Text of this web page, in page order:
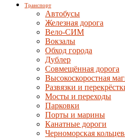
Транспорт
Автобусы
Железная дорога
Вело-СИМ
Вокзалы
Обход города
Дублер
Совмещённая дорога
Высокоскоростная
Развязки и
Мосты и переходы
Парковки
Порты и марины
Канатные дороги
Черноморская